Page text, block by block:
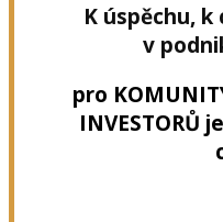
K úspěchu,
v
pro
INVESTORŮ